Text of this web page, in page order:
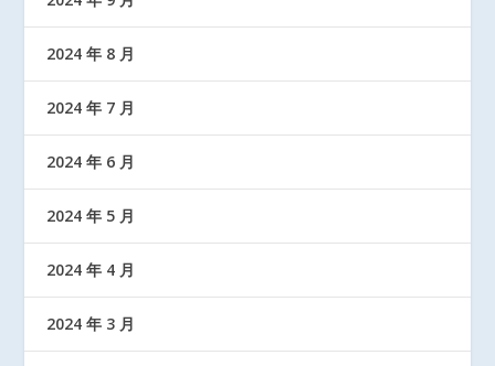
2024 年 8 月
2024 年 7 月
2024 年 6 月
2024 年 5 月
2024 年 4 月
2024 年 3 月